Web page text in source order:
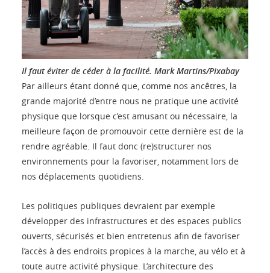
Il faut éviter de céder à la facilité. Mark Martins/Pixabay
Par ailleurs étant donné que, comme nos ancêtres, la
grande majorité d’entre nous ne pratique une activité
physique que lorsque c’est amusant ou nécessaire, la
meilleure façon de promouvoir cette dernière est de la
rendre agréable. Il faut donc (re)structurer nos
environnements pour la favoriser, notamment lors de
nos déplacements quotidiens.
Les politiques publiques devraient par exemple
développer des infrastructures et des espaces publics
ouverts, sécurisés et bien entretenus afin de favoriser
l’accès à des endroits propices à la marche, au vélo et à
toute autre activité physique. L’architecture des